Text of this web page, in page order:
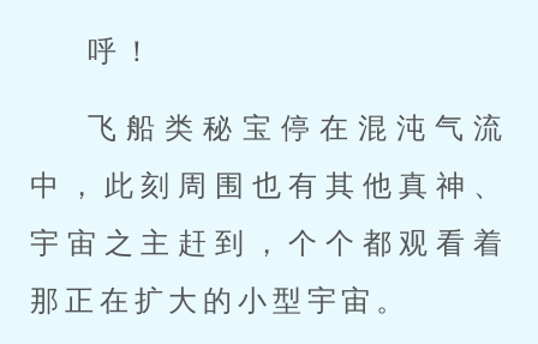
呼！
飞船类秘宝停在混沌气流
中，此刻周围也有其他真神、
宇宙之主赶到，个个都观看着
那正在扩大的小型宇宙。